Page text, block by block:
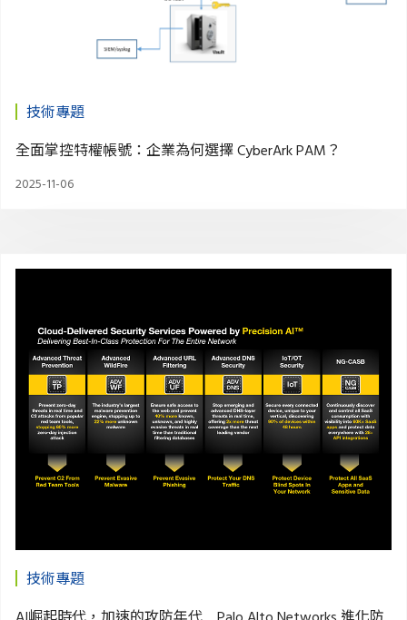
技術專題
全面掌控特權帳號：企業為何選擇 CyberArk PAM？
2025-11-06
技術專題